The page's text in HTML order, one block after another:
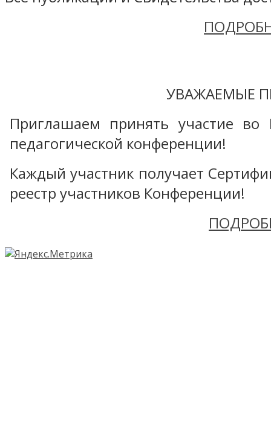
УВАЖАЕМЫЕ
Приглашаем принять участие во
педагогической конференции!
Каждый участник получает
реестр участников Конференции!